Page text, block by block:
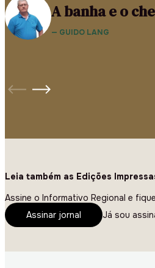
A banha e o
— GUIDO LANG
Leia também as Edições
Assine o Informativo Regional e
Assinar jornal
Já sou